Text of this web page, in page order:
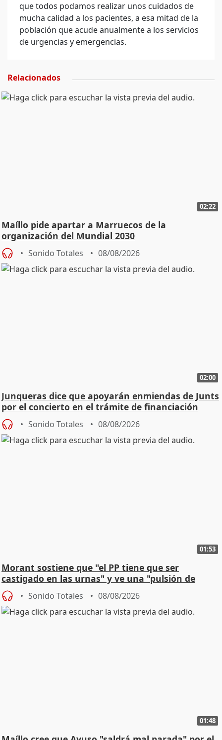
que todos podamos realizar unos cuidados de
mucha calidad a los pacientes, a esa mitad de la
población que acude anualmente a los servicios
de urgencias y emergencias.
Relacionados
02:22
Maíllo pide apartar a Marruecos de la
organización del Mundial 2030
Sonido Totales 08/08/2026
02:00
Junqueras dice que apoyarán enmiendas de Junts
por el concierto en el trámite de financiación
Sonido Totales 08/08/2026
01:53
Morant sostiene que "el PP tiene que ser
castigado en las urnas" y ve una "pulsión de
cambio"
Sonido Totales 08/08/2026
01:48